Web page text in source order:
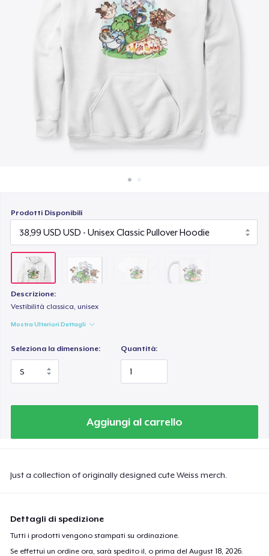
Vendi ovunque
Vendi qualsiasi cosa
Prodotti Disponibili
Descrizione:
Vestibilità classica, unisex
Mostra Ulteriori Dettagli
Seleziona la dimensione: Quantità:
Aggiungi al carrello
Just a collection of originally designed cute Weiss merch.
Dettagli di spedizione
Tutti i prodotti vengono stampati su ordinazione.
Se effettui un ordine ora, sarà spedito il, o prima delAugust 18, 2026.
21,99 USD
Mug